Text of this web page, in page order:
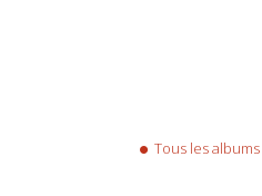
Tous les albums